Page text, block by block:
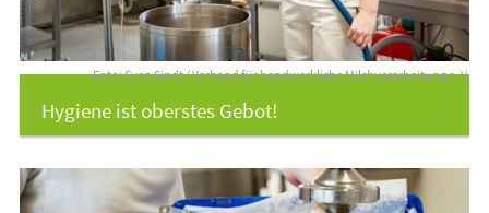
Foto: Sven Sindt / Verband für handwerkliche Milchverarbeitung e. V.
Hygiene ist oberstes Gebot!